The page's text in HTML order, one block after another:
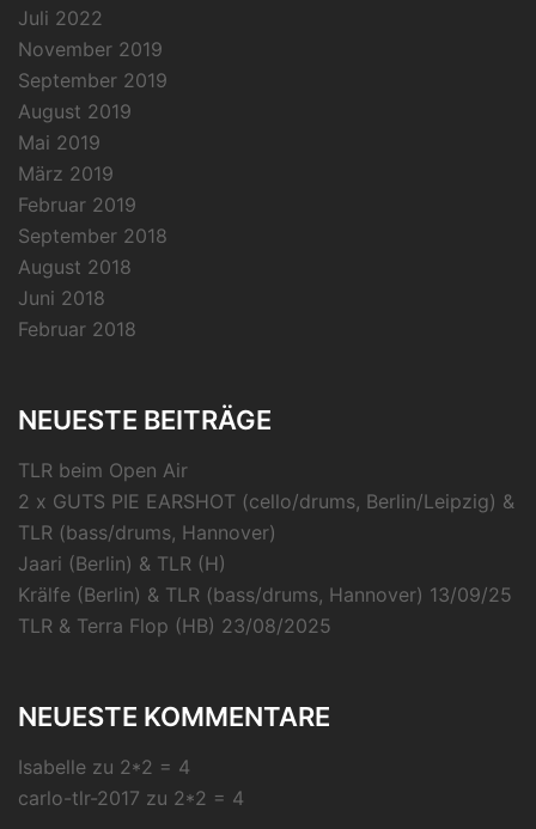
Juli 2022
November 2019
September 2019
August 2019
Mai 2019
März 2019
Februar 2019
September 2018
August 2018
Juni 2018
Februar 2018
NEUESTE BEITRÄGE
TLR beim Open Air
2 x GUTS PIE EARSHOT (cello/drums, Berlin/Leipzig) &
TLR (bass/drums, Hannover)
Jaari (Berlin) & TLR (H)
Krälfe (Berlin) & TLR (bass/drums, Hannover) 13/09/25
TLR & Terra Flop (HB) 23/08/2025
NEUESTE KOMMENTARE
Isabelle zu 2*2 = 4
carlo-tlr-2017 zu 2*2 = 4